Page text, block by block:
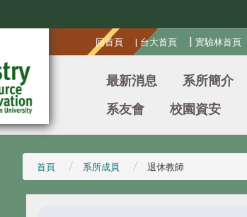
回首頁 | 台大首頁 | 實驗林首頁
最新消息 系所簡介
系友會
校園資安
首頁 系所成員 退休教師